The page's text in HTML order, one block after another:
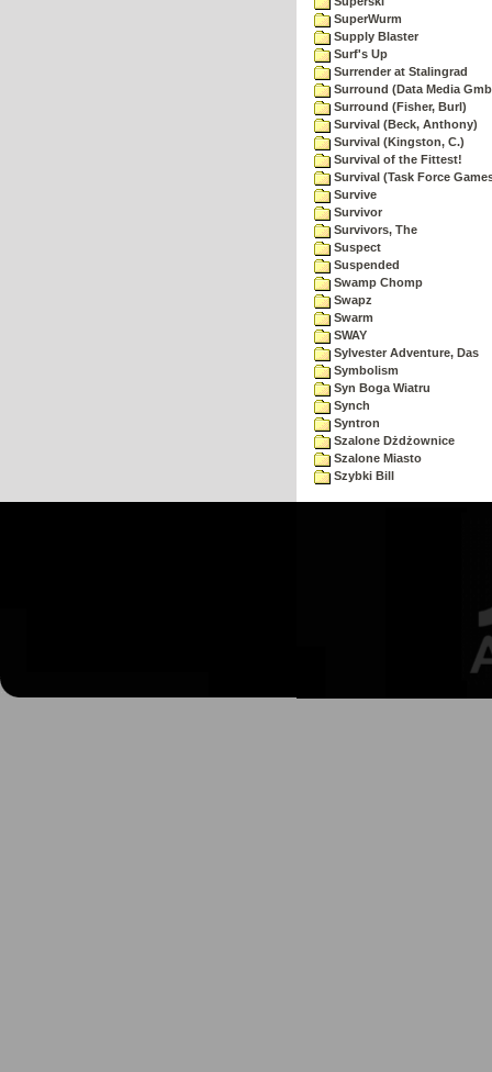
SuperWurm
Supply Blaster
Surf's Up
Surrender at Stalingrad
Surround (Data Media
Surround (Fisher, Burl)
Survival (Beck, Anthony)
Survival (Kingston, C.)
Survival of the Fittest!
Survival (Task Force
Survive
Survivor
Survivors, The
Suspect
Suspended
Swamp Chomp
Swapz
Swarm
SWAY
Sylvester Adventure, Das
Symbolism
Syn Boga Wiatru
Synch
Syntron
Szalone Dżdżownice
Szalone Miasto
Szybki Bill